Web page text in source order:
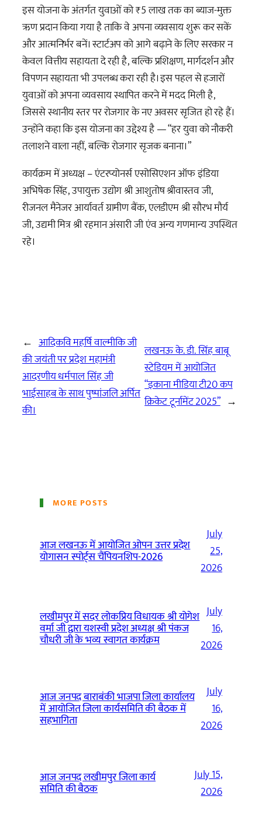
इस योजना के अंतर्गत युवाओं को ₹5 लाख तक का ब्याज-मुक्त
ऋण प्रदान किया गया है ताकि वे अपना व्यवसाय शुरू कर सकें
और आत्मनिर्भर बनें। स्टार्टअप को आगे बढ़ाने के लिए सरकार न
केवल वित्तीय सहायता दे रही है, बल्कि प्रशिक्षण, मार्गदर्शन और
विपणन सहायता भी उपलब्ध करा रही है। इस पहल से हजारों
युवाओं को अपना व्यवसाय स्थापित करने में मदद मिली है,
जिससे स्थानीय स्तर पर रोजगार के नए अवसर सृजित हो रहे हैं।
उन्होंने कहा कि इस योजना का उद्देश्य है — “हर युवा को नौकरी
तलाशने वाला नहीं, बल्कि रोजगार सृजक बनाना।”
कार्यक्रम में अध्यक्ष – एंटरप्योनर्स एसोसिएशन ऑफ इंडिया
अभिषेक सिंह, उपायुक्त उद्योग श्री आशुतोष श्रीवास्तव जी,
रीजनल मैनेजर आर्यावर्त ग्रामीण बैंक, एलडीएम श्री सौरभ मौर्य
जी, उद्यमी मित्र श्री रहमान अंसारी जी एंव अन्य गणमान्य उपस्थित
रहे।
← आदिकवि महर्षि वाल्मीकि जी
की जयंती पर प्रदेश महामंत्री
आदरणीय धर्मपाल सिंह जी
भाईसाहब के साथ पुष्पांजलि अर्पित
की।
लखनऊ के. डी. सिंह बाबू
स्टेडियम में आयोजित
“इकाना मीडिया टी20 कप
क्रिकेट टूर्नामेंट 2025” →
MORE POSTS
आज लखनऊ में आयोजित ओपन उत्तर प्रदेश
योगासन स्पोर्ट्स चैंपियनशिप-2026
July
25,
2026
लखीमपुर में सदर लोकप्रिय विधायक श्री योगेश
वर्मा जी द्वारा यशस्वी प्रदेश अध्यक्ष श्री पंकज
चौधरी जी के भव्य स्वागत कार्यक्रम
July
16,
2026
आज जनपद बाराबंकी भाजपा जिला कार्यालय
में आयोजित जिला कार्यसमिति की बैठक में
सहभागिता
July
16,
2026
आज जनपद लखीमपुर जिला कार्य
समिति की बैठक
July 15,
2026